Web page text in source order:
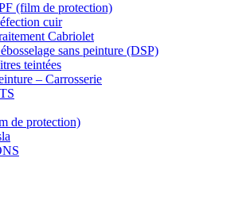
(film de protection)
cuir
Cabriolet
sans peinture (DSP)
teintées
– Carrosserie
de protection)